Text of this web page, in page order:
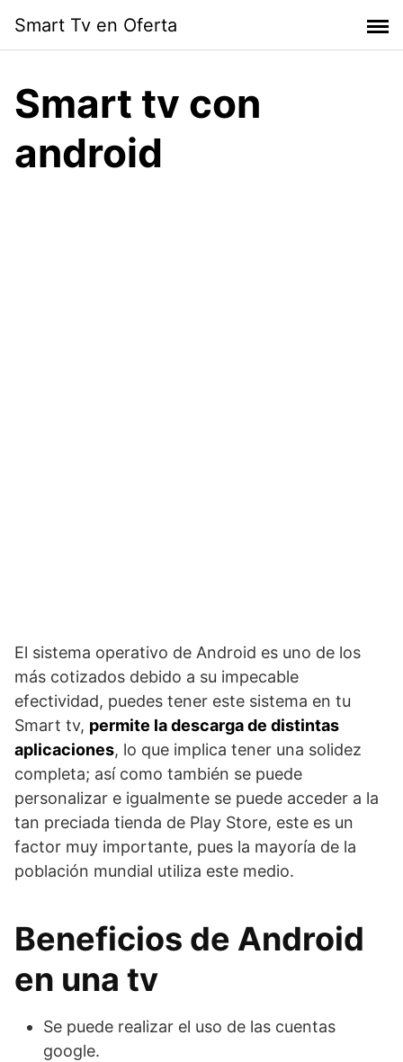
content
Smart Tv en Oferta
Smart tv con
android
El sistema operativo de Android es uno de los
más cotizados debido a su impecable
efectividad, puedes tener este sistema en tu
Smart tv, permite la descarga de distintas
aplicaciones, lo que implica tener una solidez
completa; así como también se puede
personalizar e igualmente se puede acceder a la
tan preciada tienda de Play Store, este es un
factor muy importante, pues la mayoría de la
población mundial utiliza este medio.
Beneficios de Android
en una tv
Se puede realizar el uso de las cuentas
google.